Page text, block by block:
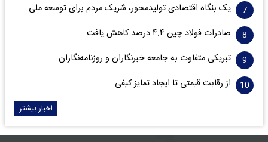
یک بنگاه اقتصادی تولیدمحور، شریک مردم برای توسعه ملی
صادرات فولاد چین ۴.۴ درصد کاهش یافت
تبریکی متفاوت به جامعه خبرنگاران و روزنامه‌نگاران
از رقابت قیمتی تا ایجاد تمایز کیفی
اخبار بیشتر